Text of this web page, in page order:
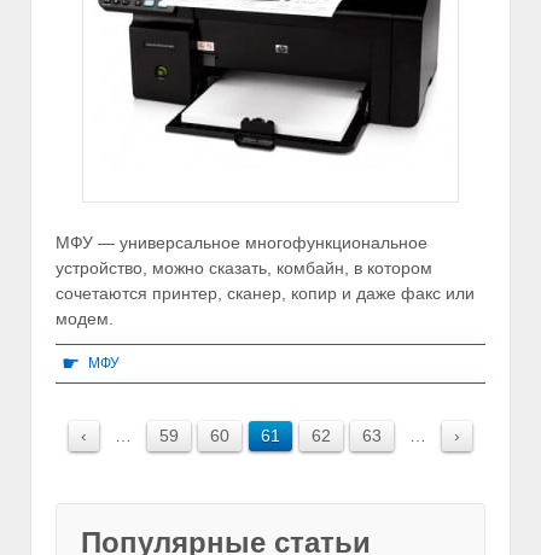
МФУ — универсальное многофункциональное
устройство, можно сказать, комбайн, в котором
сочетаются принтер, сканер, копир и даже факс или
модем.
☛ МФУ
‹ 59 60 61 62 63 ›
Популярные статьи